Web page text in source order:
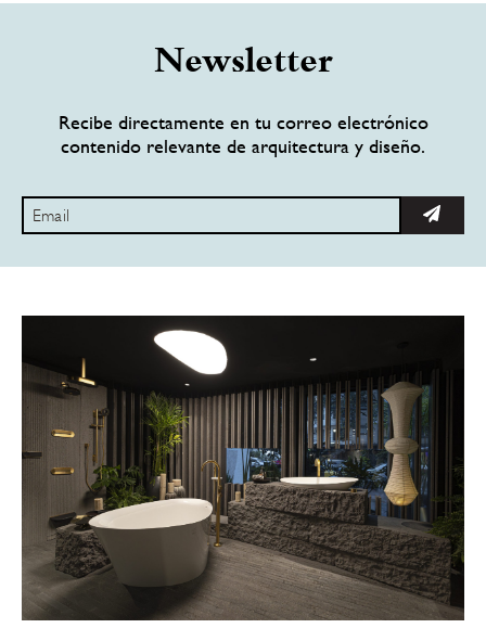
Newsletter
Recibe directamente en tu correo electrónico
contenido relevante de arquitectura y diseño.